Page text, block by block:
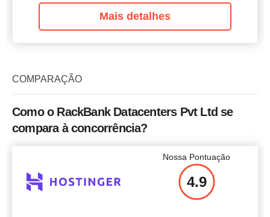
Mais detalhes
COMPARAÇÃO
Como o RackBank Datacenters Pvt Ltd se
compara à concorrência?
Nossa Pontuação
4.9